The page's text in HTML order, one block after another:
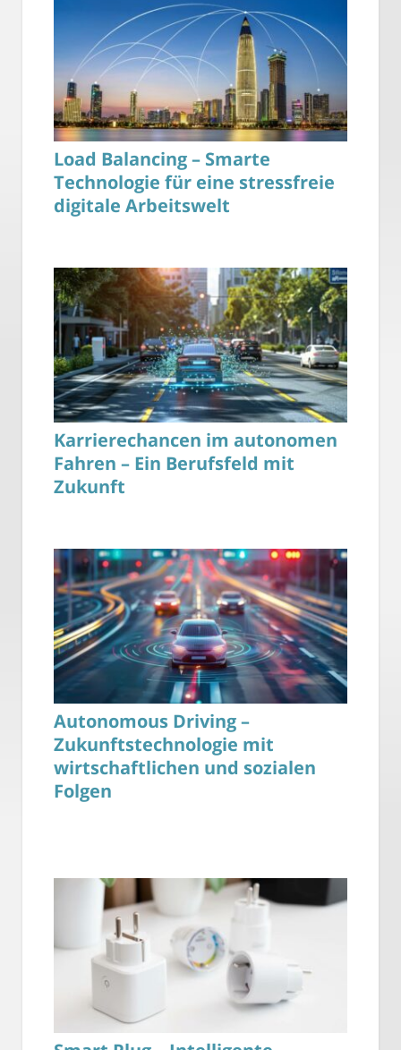
Load Balancing – Smarte
Technologie für eine stressfreie
digitale Arbeitswelt
Karrierechancen im autonomen
Fahren – Ein Berufsfeld mit
Zukunft
Autonomous Driving –
Zukunftstechnologie mit
wirtschaftlichen und sozialen
Folgen